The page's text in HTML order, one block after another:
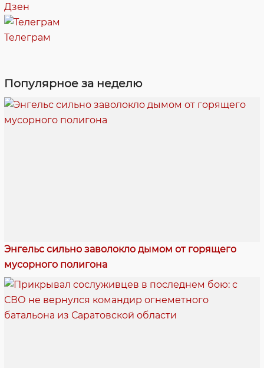
Дзен
Телеграм
Популярное за неделю
Энгельс сильно заволокло дымом от горящего
мусорного полигона